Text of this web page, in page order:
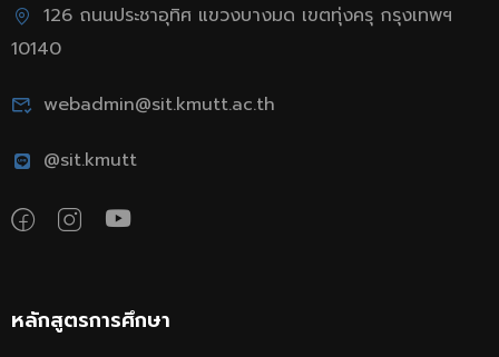
126 ถนนประชาอุทิศ แขวงบางมด เขตทุ่งครุ กรุงเทพฯ
10140
webadmin@sit.kmutt.ac.th
@sit.kmutt
หลักสูตรการศึกษา